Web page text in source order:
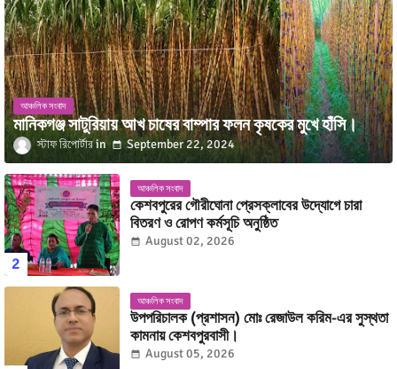
আঞ্চলিক সংবাদ
মানিকগঞ্জ সাটুরিয়ায় আখ চাষের বাম্পার ফলন কৃষকের মুখে হাঁসি।
স্টাফ রিপোর্টার September 22, 2024
আঞ্চলিক সংবাদ
কেশবপুরের গৌরীঘোনা প্রেসক্লাবের উদ্যোগে চারা
বিতরণ ও রোপণ কর্মসূচি অনুষ্ঠিত
August 02, 2026
আঞ্চলিক সংবাদ
উপপরিচালক (প্রশাসন) মোঃ রেজাউল করিম-এর সুস্থতা
কামনায় কেশবপুরবাসী।
August 05, 2026